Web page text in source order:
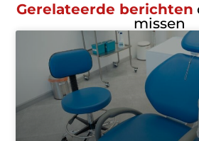
Gerelateerde berichten
missen